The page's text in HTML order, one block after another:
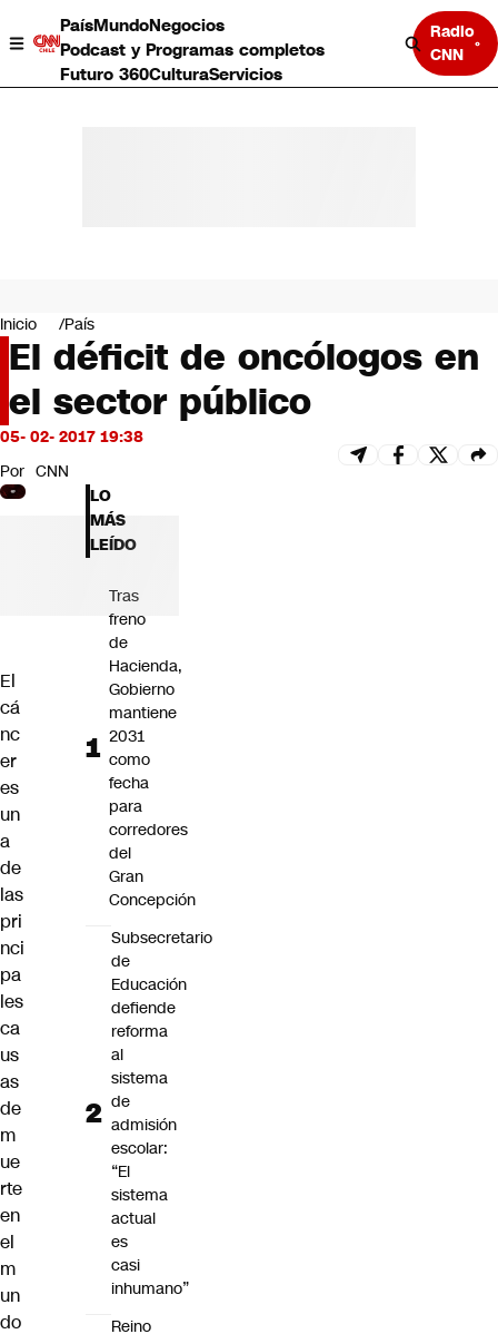
PaísMundoNegocios
Podcast y Programas completos
Futuro 360CulturaServicios
Radio
CNN
Negocios
Deportes
Programas completos
Cultura
Servicios
Bits
CNN Data
CNN tiempo
Futuro 360
Inicio País
El déficit de oncólogos en
el sector público
05- 02- 2017 19:38
Por CNN
El
cá
nc
er
es
un
a
de
las
pri
nci
pa
les
ca
us
as
de
m
ue
rte
en
el
m
un
do
LO
MÁS
LEÍDO
Tras
freno
de
Hacienda,
Gobierno
mantiene
2031
como
fecha
para
corredores
del
Gran
Concepción
Subsecretario
de
Educación
defiende
reforma
al
sistema
de
admisión
escolar:
“El
sistema
actual
es
casi
inhumano”
Reino